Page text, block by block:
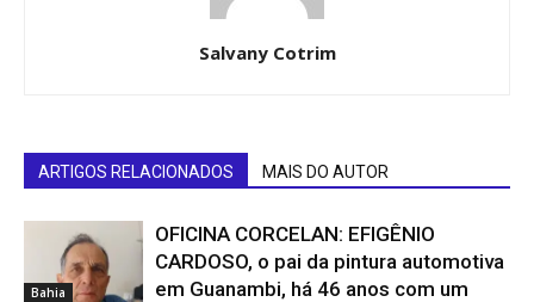
Salvany Cotrim
ARTIGOS RELACIONADOS MAIS DO AUTOR
Bahia
OFICINA CORCELAN: EFIGÊNIO
CARDOSO, o pai da pintura automotiva
em Guanambi, há 46 anos com um